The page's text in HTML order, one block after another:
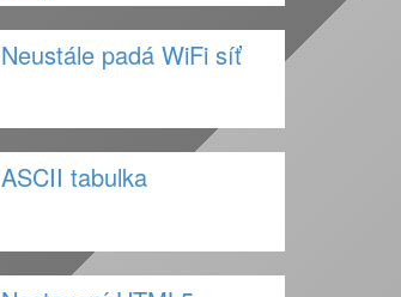
Neustále padá WiFi síť
ASCII tabulka